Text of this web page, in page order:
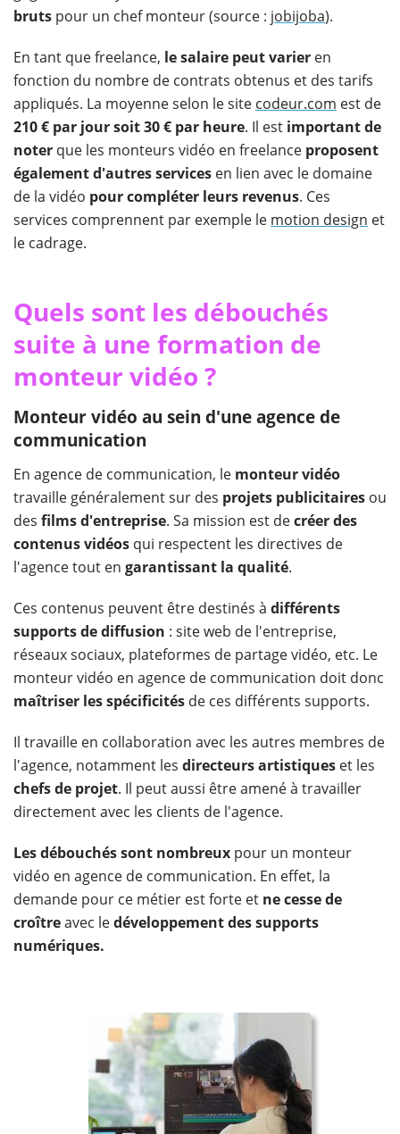
bruts pour un chef monteur (source : jobijoba).
En tant que freelance, le salaire peut varier en
fonction du nombre de contrats obtenus et des tarifs
appliqués. La moyenne selon le site codeur.com est de
210 € par jour soit 30 € par heure. Il est important de
noter que les monteurs vidéo en freelance proposent
également d'autres services en lien avec le domaine
de la vidéo pour compléter leurs revenus. Ces
services comprennent par exemple le motion design et
le cadrage.
Quels sont les débouchés
suite à une formation de
monteur vidéo ?
Monteur vidéo au sein d'une agence de
communication
En agence de communication, le monteur vidéo
travaille généralement sur des projets publicitaires ou
des films d'entreprise. Sa mission est decréer des
contenus vidéos qui respectent les directives de
l'agence tout en garantissant la qualité.
Ces contenus peuvent être destinés à différents
supports de diffusion : site web de l'entreprise,
réseaux sociaux, plateformes de partage vidéo, etc. Le
monteur vidéo en agence de communication doit donc
maîtriser les spécificités de ces différents supports.
Il travaille en collaboration avec les autres membres de
l'agence, notamment les directeurs artistiques et les
chefs de projet. Il peut aussi être amené à travailler
directement avec les clients de l'agence.
Les débouchés sont nombreux pour un monteur
vidéo en agence de communication. En effet, la
demande pour ce métier est forte et ne cesse de
croîtreavec ledéveloppement des supports
numériques.